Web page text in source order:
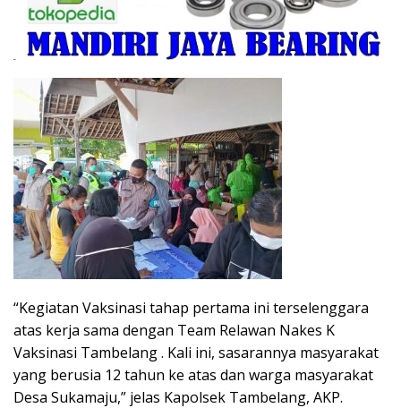
“Kegiatan Vaksinasi tahap pertama ini terselenggara
atas kerja sama dengan Team Relawan Nakes K
Vaksinasi Tambelang . Kali ini, sasarannya masyarakat
yang berusia 12 tahun ke atas dan warga masyarakat
Desa Sukamaju,” jelas Kapolsek Tambelang, AKP.